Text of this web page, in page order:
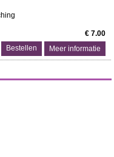
€ 7.00
Meer informatie